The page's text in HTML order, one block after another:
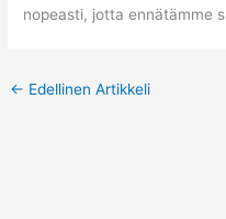
nopeasti, jotta ennätämme
← Edellinen Artikkeli